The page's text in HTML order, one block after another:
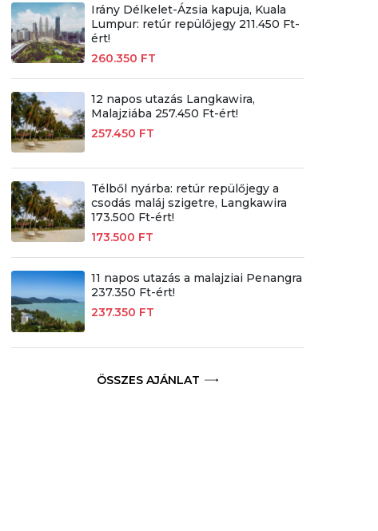
Irány Délkelet-Ázsia kapuja, Kuala
Lumpur: retúr repülőjegy 211.450 Ft-
ért!
260.350 FT
12 napos utazás Langkawira,
Malajziába 257.450 Ft-ért!
257.450 FT
Télből nyárba: retúr repülőjegy a
csodás maláj szigetre, Langkawira
173.500 Ft-ért!
173.500 FT
11 napos utazás a malajziai Penangra
237.350 Ft-ért!
237.350 FT
ÖSSZES AJÁNLAT